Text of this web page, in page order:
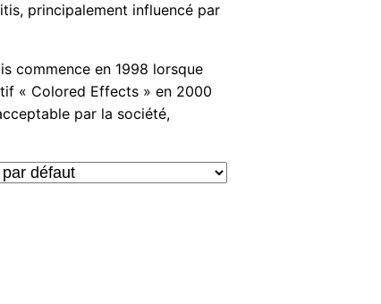
principalement influencé par
commence en 1998 lorsque
« Colored Effects » en 2000
par la société,